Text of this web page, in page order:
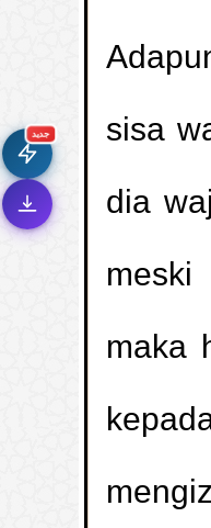
جديد
المميزات
فائقة
أسرع بـ 3× من قبل
أكثر أناقة وسهولة
sisa
dia
maka